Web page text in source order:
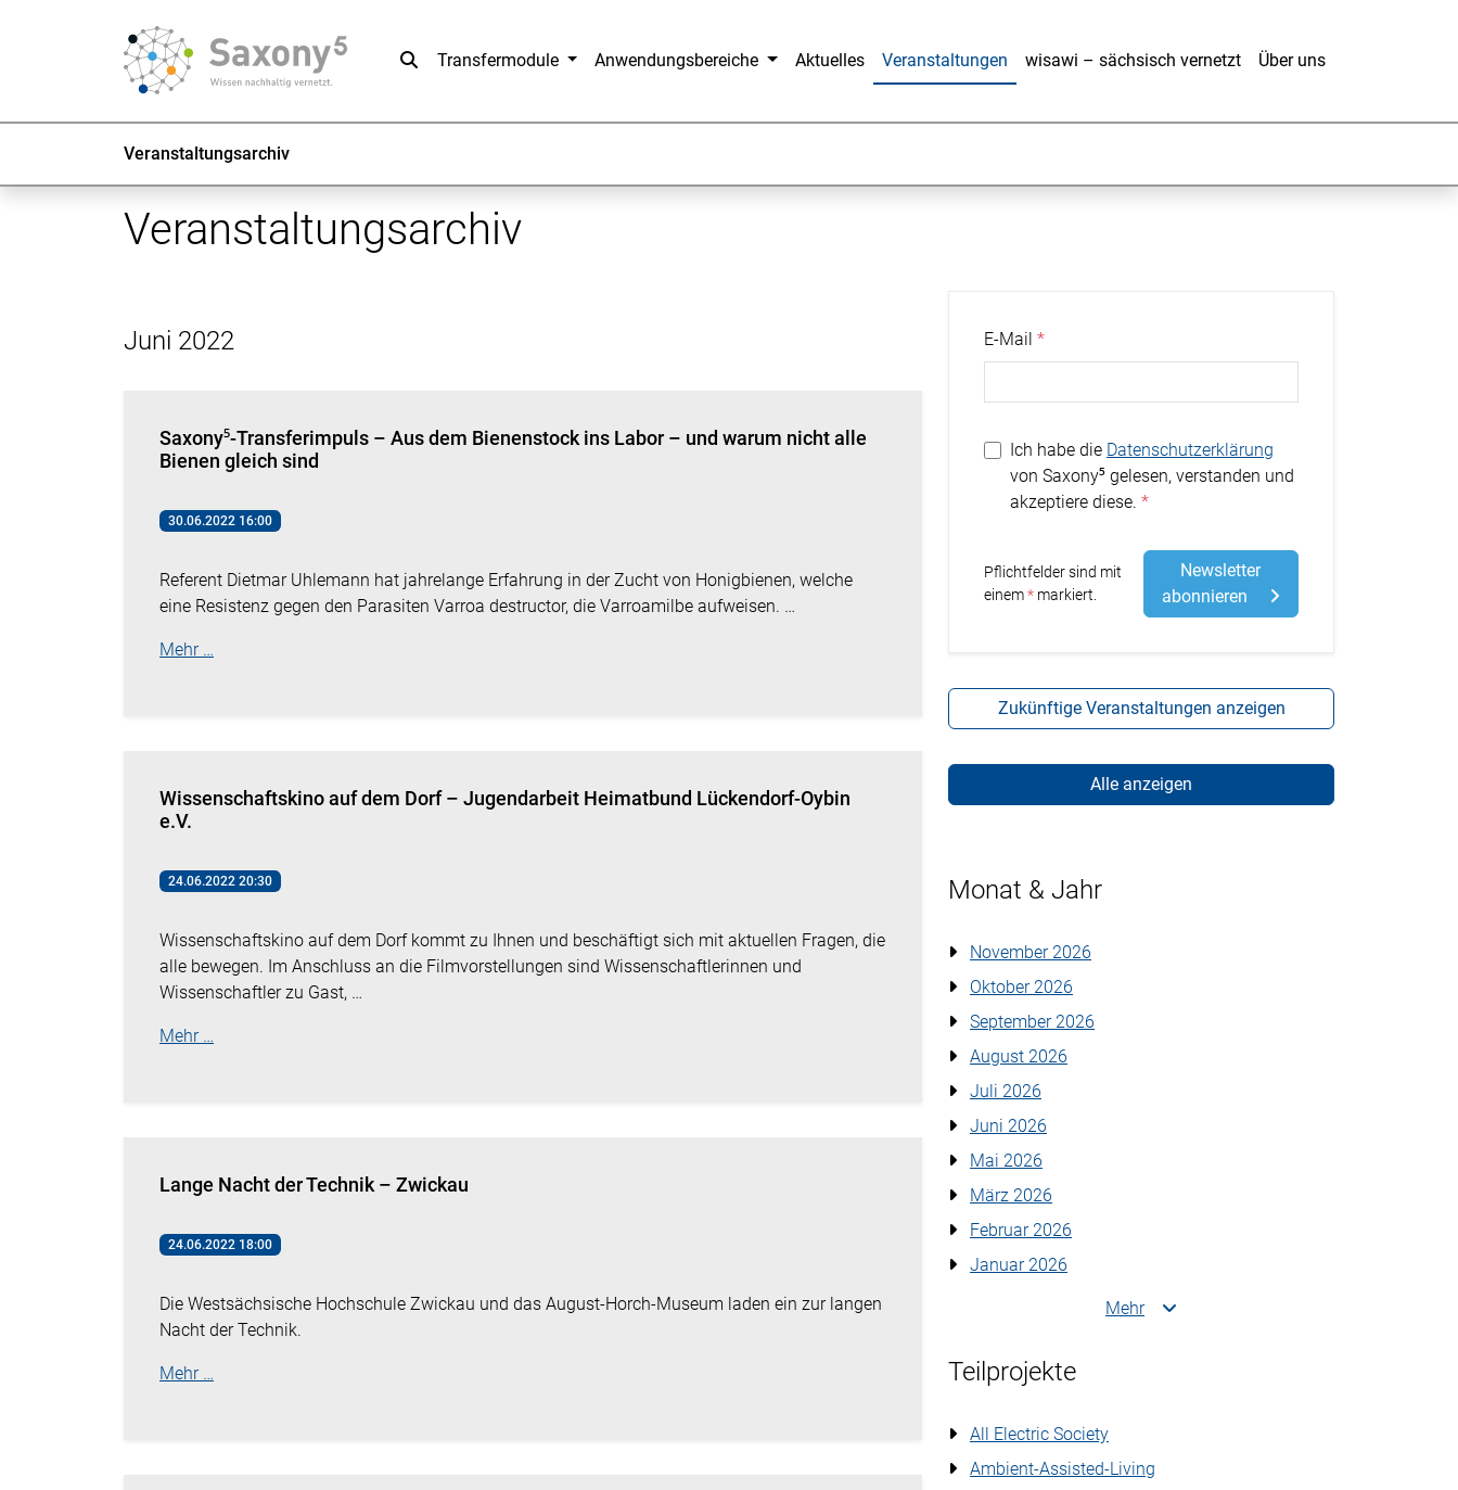
SucheTransfermodule Anwendungsbereiche Aktuelles Veranstaltungen wisawi – sächsisch vernetzt Über uns
Veranstaltungsarchiv
Veranstaltungsarchiv
Juni 2022
Saxony⁵-Transferimpuls – Aus dem Bienenstock ins Labor – und warum nicht alle
Bienen gleich sind
30.06.2022 16:00
Referent Dietmar Uhlemann hat jahrelange Erfahrung in der Zucht von Honigbienen, welche
eine Resistenz gegen den Parasiten Varroa destructor, die Varroamilbe aufweisen. …
Mehr …
Wissenschaftskino auf dem Dorf – Jugendarbeit Heimatbund Lückendorf-Oybin
e.V.
24.06.2022 20:30
Wissenschaftskino auf dem Dorf kommt zu Ihnen und beschäftigt sich mit aktuellen Fragen, die
alle bewegen. Im Anschluss an die Filmvorstellungen sind Wissenschaftlerinnen und
Wissenschaftler zu Gast, …
Mehr …
Lange Nacht der Technik – Zwickau
24.06.2022 18:00
Die Westsächsische Hochschule Zwickau und das August-Horch-Museum laden ein zur langen
Nacht der Technik.
Mehr …
E-Mail
Ich habe die Datenschutzerklärung
von Saxony⁵ gelesen, verstanden und
akzeptiere diese.
Pflichtfelder sind mit
einem
Stern
markiert.
Newsletter
abonnieren
Zukünftige Veranstaltungen anzeigen
Alle anzeigen
Monat & Jahr
November 2026
Oktober 2026
September 2026
August 2026
Juli 2026
Juni 2026
Mai 2026
März 2026
Februar 2026
Januar 2026
Mehr
Teilprojekte
All Electric Society
Ambient-Assisted-Living